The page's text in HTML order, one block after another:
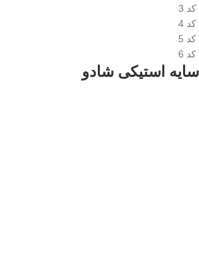
کد 3
کد 4
کد 5
کد 6
سایه استیکی شادو